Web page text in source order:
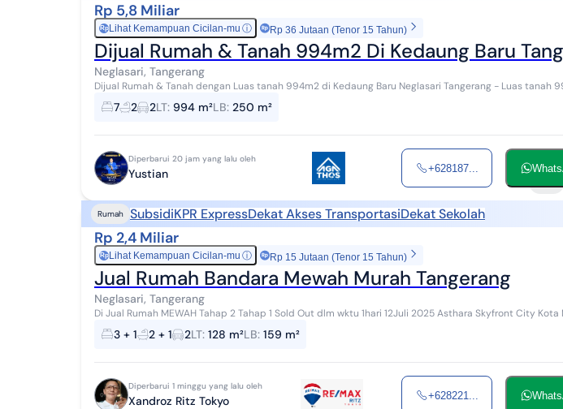
Rp 5,8 Miliar
RpLihat Kemampuan Cicilan-mu ⓘ Rp 36 Jutaan (Tenor 15 Tahun)
Dijual Rumah & Tanah 994m2 Di Kedaung Baru
Neglasari, Tangerang
Dijual Rumah & Tanah dengan Luas tanah 994m2 di Kedaung Baru Neglasari Tangerang - Luas tanah 994m2
7 2 2LT: 994 m²LB: 250 m²
Diperbarui 20 jam yang lalu oleh
Yustian +628187...
Rumah SubsidiKPR ExpressDekat Akses TransportasiDekat Sekolah
Rp 2,4 Miliar
RpLihat Kemampuan Cicilan-mu ⓘ Rp 15 Jutaan (Tenor 15 Tahun)
Jual Rumah Bandara Mewah Murah Tangerang
Neglasari, Tangerang
Di Jual Rumah MEWAH Tahap 2 Tahap 1 Sold Out dlm wktu 1hari 12Juli 2025 Asthara Skyfront City Kota Mandiri
terbaru seluas 1,100 Ha Akses langsung ...
3 + 1 2 + 1 2LT: 128 m²LB: 159 m²
Diperbarui 1 minggu yang lalu oleh
Xandroz Ritz Tokyo +628221...